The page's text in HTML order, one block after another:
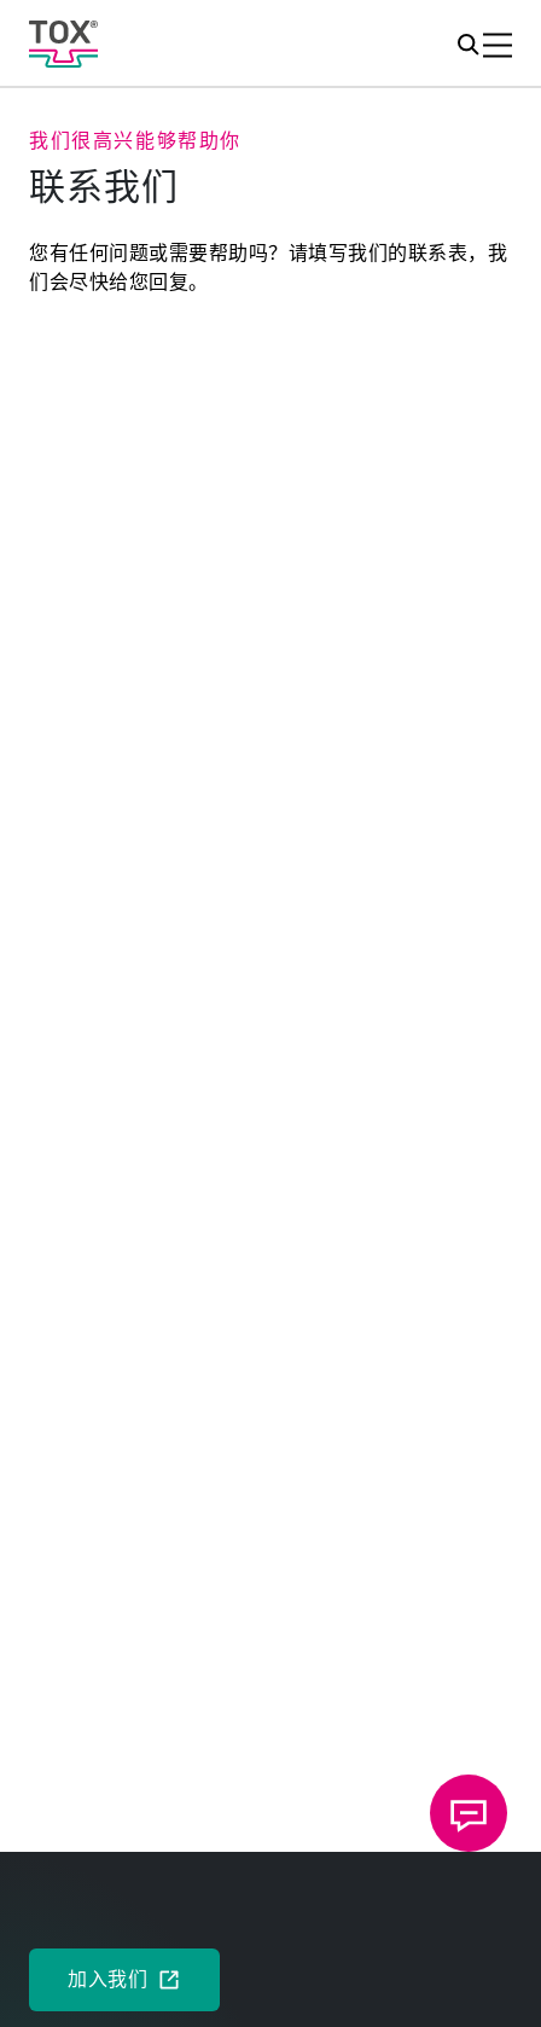
联系我们
我们很高兴能够帮助你
您有任何问题或需要帮助吗？请填写我们的联系表，我
们会尽快给您回复。
加入我们